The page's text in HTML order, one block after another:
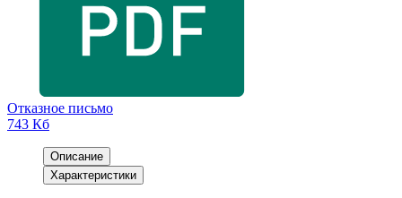
Отказное письмо
743 Кб
Описание
Характеристики